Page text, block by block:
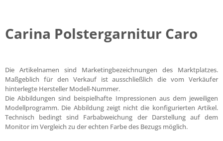
Carina Polstergarnitur Caro
Die Artikelnamen sind Marketingbezeichnungen des Marktplatzes.
Maßgeblich für den Verkauf ist ausschließlich die vom Verkäufer
hinterlegte Hersteller Modell-Nummer.
Die Abbildungen sind beispielhafte Impressionen aus dem jeweiligen
Modellprogramm. Die Abbildung zeigt nicht die konfigurierten Artikel.
Technisch bedingt sind Farbabweichung der Darstellung auf dem
Monitor im Vergleich zu der echten Farbe des Bezugs möglich.